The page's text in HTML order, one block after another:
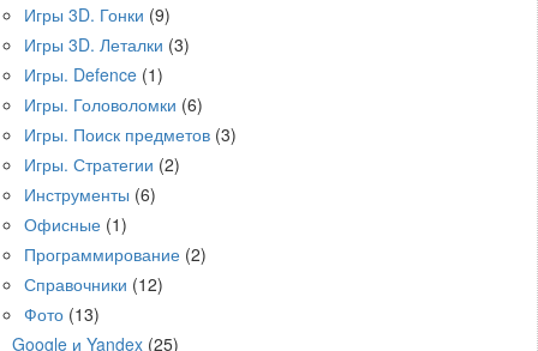
Игры 3D. Гонки (9)
Игры 3D. Леталки (3)
Игры. Defence (1)
Игры. Головоломки (6)
Игры. Поиск предметов (3)
Игры. Стратегии (2)
Инструменты (6)
Офисные (1)
Программирование (2)
Справочники (12)
Фото (13)
Google и Yandex (25)